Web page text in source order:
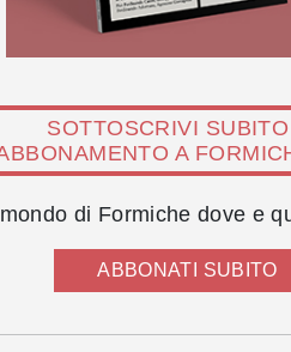
SOTTOSCRIVI
A
di Formiche dove e
ABBONATI SUBITO